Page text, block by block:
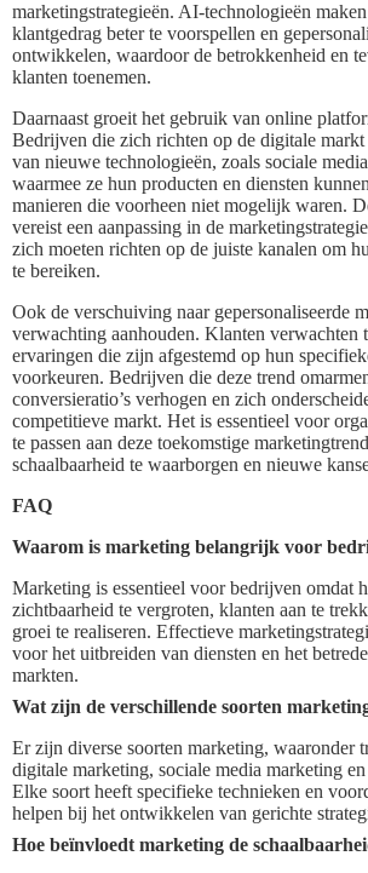
marketingstrategieën. AI-technologieën
klantgedrag beter te voorspellen en
ontwikkelen, waardoor de betrokkenheid en
klanten toenemen.
Daarnaast groeit het gebruik van online
Bedrijven die zich richten op de digitale
van nieuwe technologieën, zoals sociale
waarmee ze hun producten en diensten
manieren die voorheen niet mogelijk waren.
vereist een aanpassing in de
zich moeten richten op de juiste kanalen om
te bereiken.
Ook de verschuiving naar gepersonaliseerde
verwachting aanhouden. Klanten verwachten
ervaringen die zijn afgestemd op hun
voorkeuren. Bedrijven die deze trend
conversieratio’s verhogen en zich
competitieve markt. Het is essentieel voor
te passen aan deze toekomstige
schaalbaarheid te waarborgen en nieuwe
FAQ
Waarom is marketing belangrijk voor
Marketing is essentieel voor bedrijven omdat
zichtbaarheid te vergroten, klanten aan te
groei te realiseren. Effectieve
voor het uitbreiden van diensten en het
markten.
Wat zijn de verschillende soorten
Er zijn diverse soorten marketing, waaronder
digitale marketing, sociale media marketing
Elke soort heeft specifieke technieken en
helpen bij het ontwikkelen van gerichte
Hoe beïnvloedt marketing de